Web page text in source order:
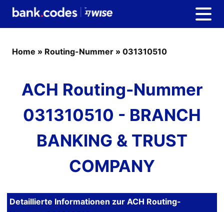
Home » Routing-Nummer » 031310510
ACH Routing-Nummer
031310510 - BRANCH
BANKING & TRUST
COMPANY
Detaillierte Informationen zur ACH Routing-